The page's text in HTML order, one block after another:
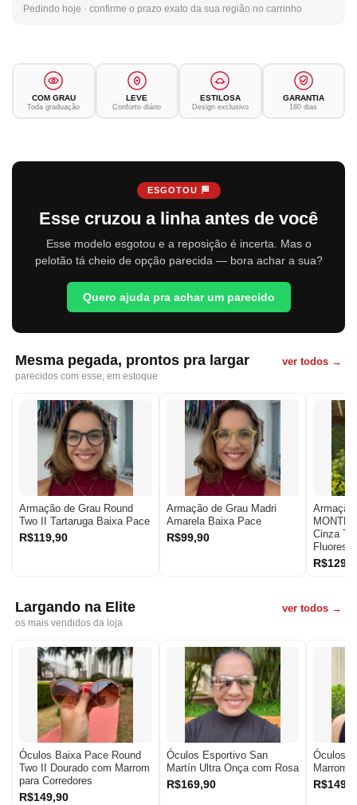
Pedindo hoje · confirme o prazo exato da sua região no carrinho
COM GRAU
Toda graduação
LEVE
Conforto diário
ESTILOSA
Design exclusivo
GARANTIA
180 dias
ESGOTOU 🏁
Esse cruzou a linha antes de você
Esse modelo esgotou e a reposição é incerta. Mas o
pelotão tá cheio de opção parecida — bora achar a sua?
Quero ajuda pra achar um parecido
Mesma pegada, prontos pra largar
parecidos com esse, em estoque
ver todos →
Armação de Grau Round
Two II Tartaruga Baixa Pace
R$119,90
Armação de Grau Madri
Amarela Baixa Pace
R$99,90
Armação
Cinza
Largando na Elite
os mais vendidos da loja
ver todos →
Óculos Baixa Pace Round
Two II Dourado com Marrom
para Corredores
R$149,90
Óculos Esportivo San
Martín Ultra Onça com Rosa
R$169,90
Óculos
Marrom